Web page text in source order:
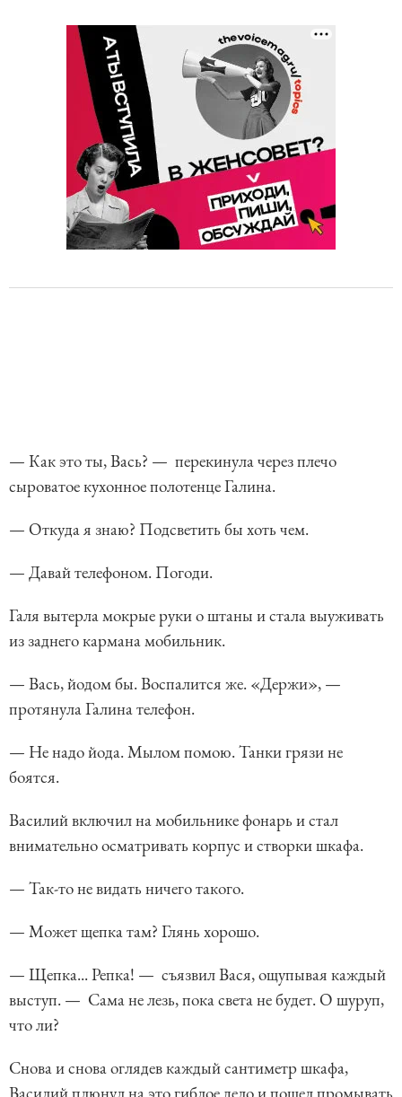
— Как это ты, Вась? — перекинула через плечо
сыроватое кухонное полотенце Галина.
— Откуда я знаю? Подсветить бы хоть чем.
— Давай телефоном. Погоди.
Галя вытерла мокрые руки о штаны и стала выуживать
из заднего кармана мобильник.
— Вась, йодом бы. Воспалится же. «Держи», —
протянула Галина телефон.
— Не надо йода. Мылом помою. Танки грязи не
боятся.
Василий включил на мобильнике фонарь и стал
внимательно осматривать корпус и створки шкафа.
— Так-то не видать ничего такого.
— Может щепка там? Глянь хорошо.
— Щепка... Репка! — съязвил Вася, ощупывая каждый
выступ. — Сама не лезь, пока света не будет. О шуруп,
что ли?
Снова и снова оглядев каждый сантиметр шкафа,